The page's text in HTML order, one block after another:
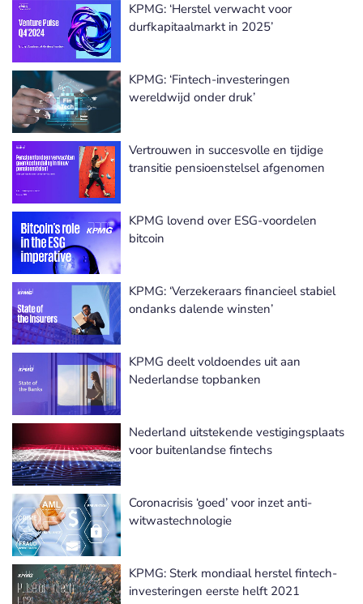
KPMG: ‘Herstel verwacht voor
durfkapitaalmarkt in 2025’
KPMG: ‘Fintech-investeringen
wereldwijd onder druk’
Vertrouwen in succesvolle en tijdige
transitie pensioenstelsel afgenomen
KPMG lovend over ESG-voordelen
bitcoin
KPMG: ‘Verzekeraars financieel stabiel
ondanks dalende winsten’
KPMG deelt voldoendes uit aan
Nederlandse topbanken
Nederland uitstekende vestigingsplaats
voor buitenlandse fintechs
Coronacrisis ‘goed’ voor inzet anti-
witwastechnologie
KPMG: Sterk mondiaal herstel fintech-
investeringen eerste helft 2021